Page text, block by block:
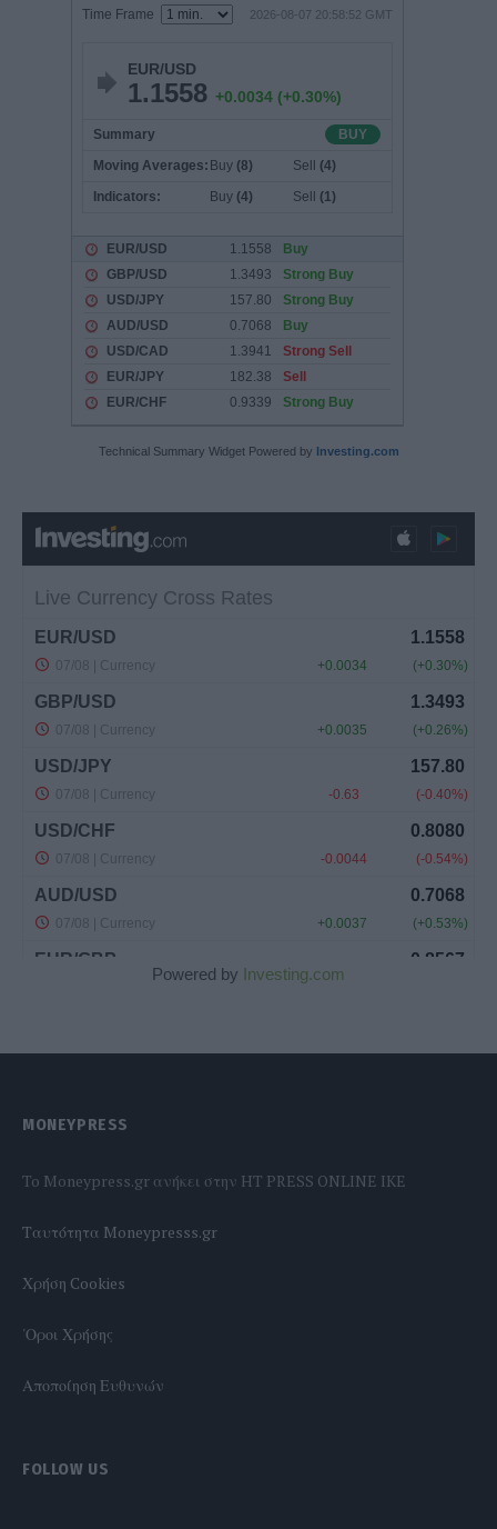
Technical Summary Widget Powered by Investing.com
Powered by Investing.com
MONEYPRESS
To Moneypress.gr ανήκει στην HT PRESS ONLINE IKE
Tαυτότητα Moneypresss.gr
Χρήση Cookies
'Οροι Χρήσης
Αποποίηση Ευθυνών
FOLLOW US